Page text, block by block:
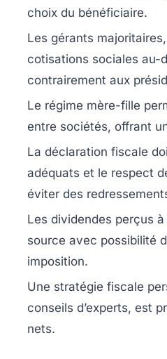
choix du bénéficiaire.
Les gérants
cotisations sociales au-
contrairement aux
Le régime mère-fille
entre sociétés, offrant
La déclaration fiscale
adéquats et le respect
éviter des
Les dividendes perçus
source avec possibilité
imposition.
Une stratégie fiscale
conseils d’experts, est
nets.